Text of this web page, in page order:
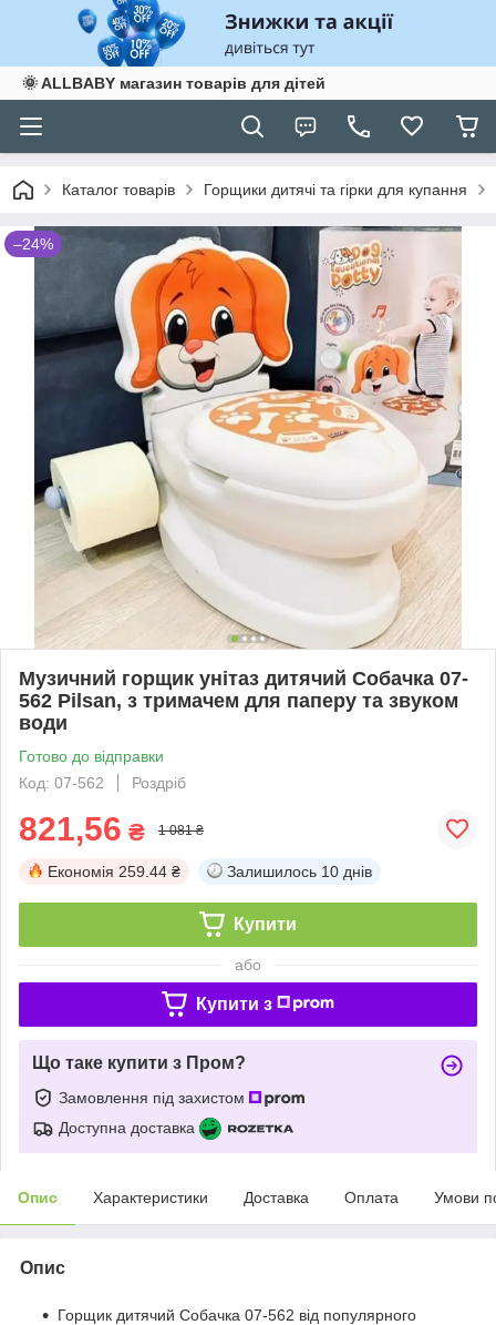
🌞 ALLBABY магазин товарів для дітей
Каталог товарів Горщики дитячі та гірки для купання
–24%
Музичний горщик унітаз дитячий Собачка 07-
562 Pilsan, з тримачем для паперу та звуком
води
Готово до відправки
Код: 07-562
Роздріб
821,56 ₴ 1 081 ₴
Економія 259.44 ₴ Залишилось 10 днів
Купити
або
Купити з
Що таке купити з Пром?
Замовлення під захистом
Доступна доставка
Опис Характеристики Доставка Оплата Умови
Опис
Горщик дитячий Собачка 07-562 від популярного